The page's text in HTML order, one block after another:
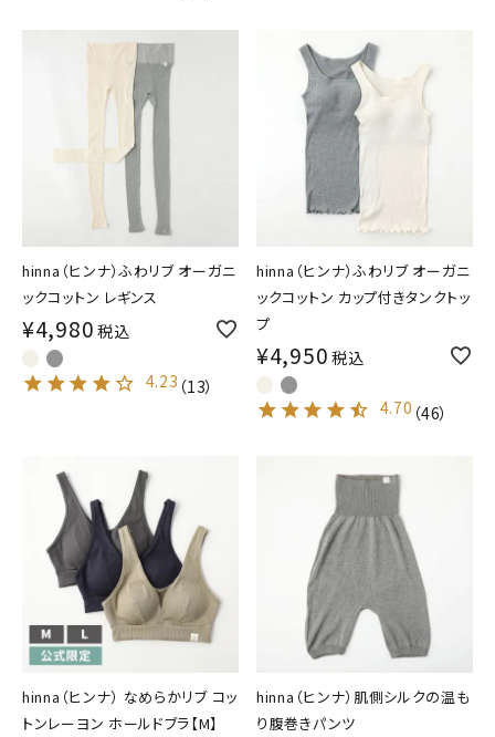
hinna（ヒンナ）ふわリブ オーガニ
ックコットン レギンス
¥4,980 税込
4.23 （13）
hinna（ヒンナ）ふわリブ オーガニ
ックコットン カップ付きタンクトッ
プ
¥4,950 税込
4.70 （46）
hinna（ヒンナ） なめらかリブ コッ
トンレーヨン ホールドブラ【M】
hinna（ヒンナ）肌側シルクの温も
り腹巻きパンツ